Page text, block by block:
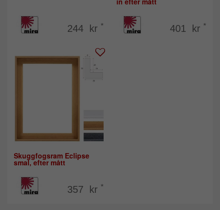
244 kr * 401 kr *
Skuggfogsram Eclipse
smal, efter mått
357 kr *